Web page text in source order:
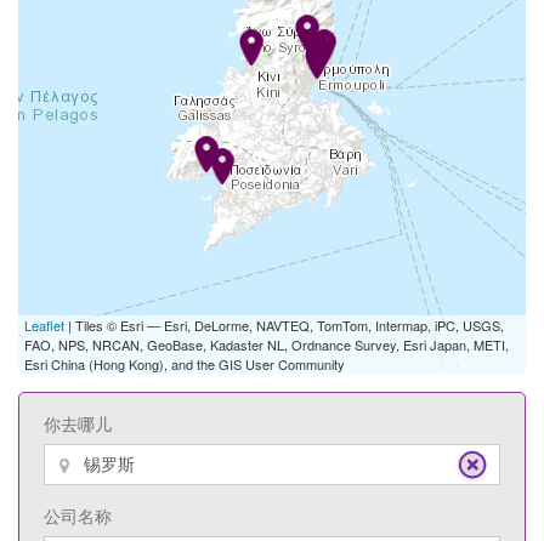
Leaflet | Tiles © Esri — Esri, DeLorme, NAVTEQ, TomTom, Intermap, iPC, USGS,
FAO, NPS, NRCAN, GeoBase, Kadaster NL, Ordnance Survey, Esri Japan, METI,
Esri China (Hong Kong), and the GIS User Community
你去哪儿
公司名称